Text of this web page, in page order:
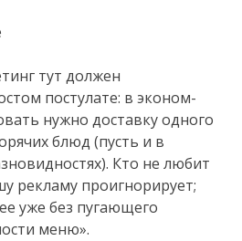
тут должен
постулате: в эконом-
нужно доставку одного
блюд (пусть и в
Кто не любит
рекламу проигнорирует;
уже без пугающего
меню».